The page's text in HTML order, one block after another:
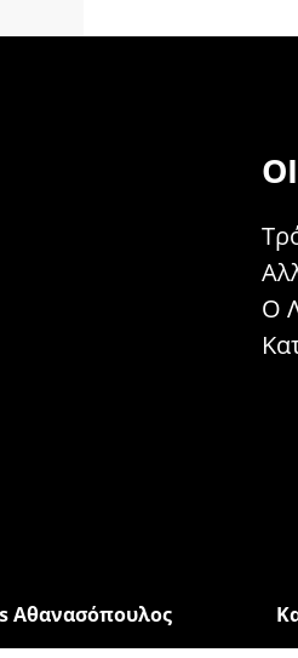
Ο
Αθανασόπουλος